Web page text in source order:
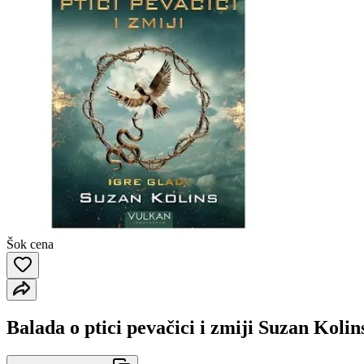
Šok cena
Balada o ptici pevačici i zmiji Suzan